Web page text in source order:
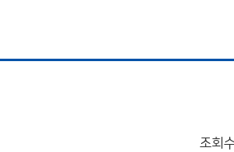
조회